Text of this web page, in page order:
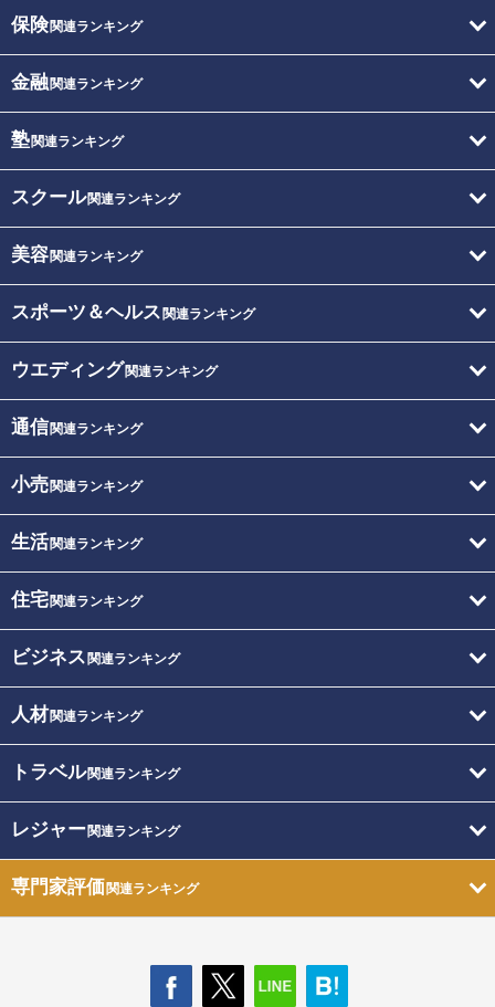
保険関連ランキング
金融関連ランキング
塾関連ランキング
スクール関連ランキング
美容関連ランキング
スポーツ＆ヘルス 関連ランキング
ウエディング関連ランキング
通信関連ランキング
小売関連ランキング
生活関連ランキング
住宅関連ランキング
ビジネス 関連ランキング
人材関連ランキング
トラベル関連ランキング
レジャー関連ランキング
専門家評価関連ランキング